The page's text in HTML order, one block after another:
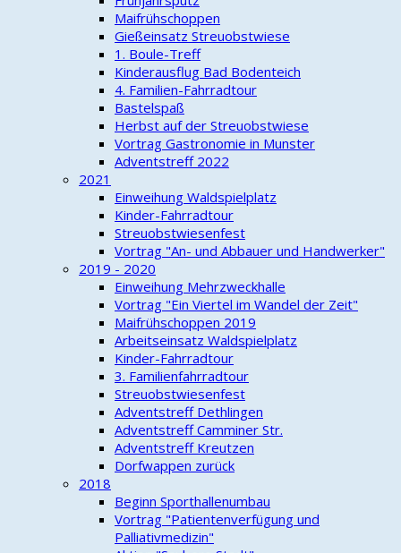
Maifrühschoppen
Gießeinsatz Streuobstwiese
1. Boule-Treff
Kinderausflug Bad Bodenteich
4. Familien-Fahrradtour
Bastelspaß
Herbst auf der Streuobstwiese
Vortrag Gastronomie in Munster
Adventstreff 2022
2021
Einweihung Waldspielplatz
Kinder-Fahrradtour
Streuobstwiesenfest
Vortrag "An- und Abbauer und Handwerker"
2019 - 2020
Einweihung Mehrzweckhalle
Vortrag "Ein Viertel im Wandel der Zeit"
Maifrühschoppen 2019
Arbeitseinsatz Waldspielplatz
Kinder-Fahrradtour
3. Familienfahrradtour
Streuobstwiesenfest
Adventstreff Dethlingen
Adventstreff Camminer Str.
Adventstreff Kreutzen
Dorfwappen zurück
2018
Beginn Sporthallenumbau
Vortrag "Patientenverfügung und
Palliativmedizin"